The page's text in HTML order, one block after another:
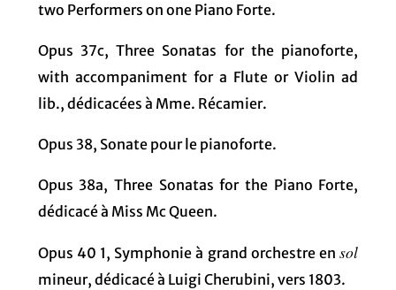
two Performers on one Piano Forte.
Opus 37c, Three Sonatas for the pianoforte,
with accompaniment for a Flute or Violin ad
lib., dédicacées à Mme. Récamier.
Opus 38, Sonate pour le pianoforte.
Opus 38a, Three Sonatas for the Piano Forte,
dédicacé à Miss Mc Queen.
Opus 40 1, Symphonie à grand orchestre ensol
mineur, dédicacé à Luigi Cherubini, vers 1803.